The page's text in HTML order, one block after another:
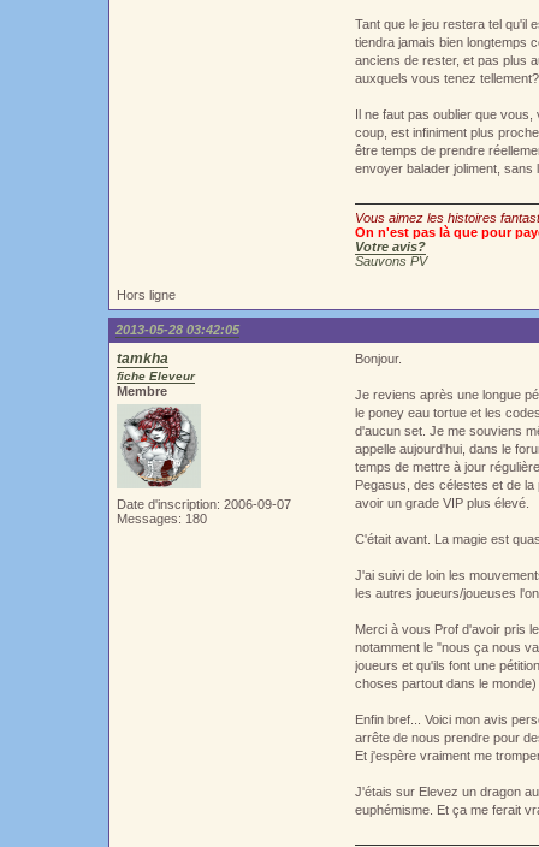
Tant que le jeu restera tel qu'il
tiendra jamais bien longtemps
anciens de rester, et pas plus
auxquels vous tenez tellement?
Il ne faut pas oublier que
coup, est infiniment plus
être temps de prendre
envoyer balader joliment, sans
Vous aimez les histoires
On n'est pas là que pour
Votre avis?
Sauvons PV
Hors ligne
2013-05-28 03:42:05
tamkha
fiche Eleveur
Membre
Date d'inscription: 2006-09-07
Messages: 180
Bonjour.
Je reviens après une longue
le poney eau tortue et les
d'aucun set. Je me souviens
appelle aujourd'hui, dans le
temps de mettre à jour
Pegasus, des célestes et de
avoir un grade VIP plus élevé.
C'était avant. La magie est
J'ai suivi de loin les
les autres joueurs/joueuses
Merci à vous Prof d'avoir pris
notamment le "nous ça nous
joueurs et qu'ils font une
choses partout dans le
Enfin bref... Voici mon avis
arrête de nous prendre pour
Et j'espère vraiment me
J'étais sur Elevez un dragon
euphémisme. Et ça me ferait